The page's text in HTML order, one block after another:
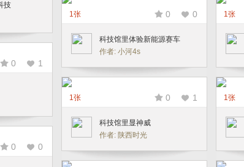
技
1张 0 0
科技馆里体验新能源赛车
作者: 小河4s
1张
0 1
1张 0 1
科技馆里显神威
作者: 陕西时光
1张
0 0